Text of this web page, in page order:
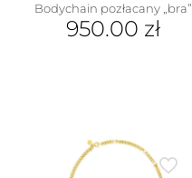
Bodychain pozłacany „bra”
950.00 zł